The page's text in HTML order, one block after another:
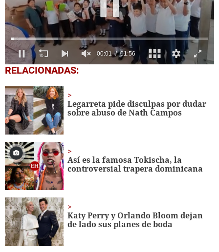
0
seconds
1
minute,
56
seconds
RELACIONADAS:
Legarreta pide disculpas por dudar
sobre abuso de Nath Campos
Así es la famosa Tokischa, la
controversial trapera dominicana
Katy Perry y Orlando Bloom dejan
de lado sus planes de boda